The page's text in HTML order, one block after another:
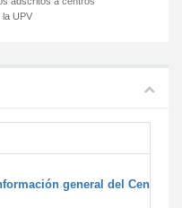
la UPV
general del Centro y